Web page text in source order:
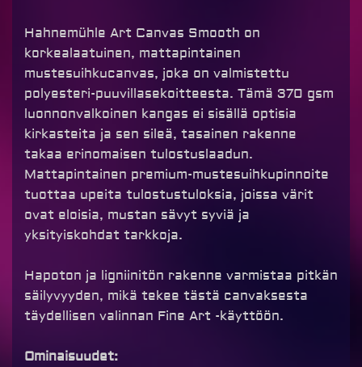
Hahnemühle Art Canvas Smooth on
korkealaatuinen, mattapintainen
mustesuihkucanvas, joka on valmistettu
polyesteri-puuvillasekoitteesta. Tämä 370 gsm
luonnonvalkoinen kangas ei sisällä optisia
kirkasteita ja sen sileä, tasainen rakenne
takaa erinomaisen tulostuslaadun.
Mattapintainen premium-mustesuihkupinnoite
tuottaa upeita tulostustuloksia, joissa värit
ovat eloisia, mustan sävyt syviä ja
yksityiskohdat tarkkoja.
Hapoton ja ligniinitön rakenne varmistaa pitkän
säilyvyyden, mikä tekee tästä canvaksesta
täydellisen valinnan Fine Art -käyttöön.
Ominaisuudet: